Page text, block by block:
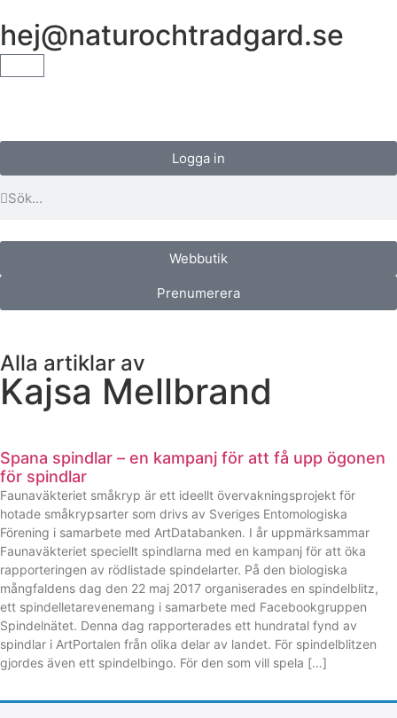
hej@naturochtradgard.se
Logga in
Webbutik
Prenumerera
Alla artiklar av
Kajsa Mellbrand
Spana spindlar – en kampanj för att få upp ögonen
för spindlar
Faunaväkteriet småkryp är ett ideellt övervakningsprojekt för
hotade småkrypsarter som drivs av Sveriges Entomologiska
Förening i samarbete med ArtDatabanken. I år uppmärksammar
Faunaväkteriet speciellt spindlarna med en kampanj för att öka
rapporteringen av rödlistade spindelarter. På den biologiska
mångfaldens dag den 22 maj 2017 organiserades en spindelblitz,
ett spindelletarevenemang i samarbete med Facebookgruppen
Spindelnätet. Denna dag rapporterades ett hundratal fynd av
spindlar i ArtPortalen från olika delar av landet. För spindelblitzen
gjordes även ett spindelbingo. För den som vill spela […]